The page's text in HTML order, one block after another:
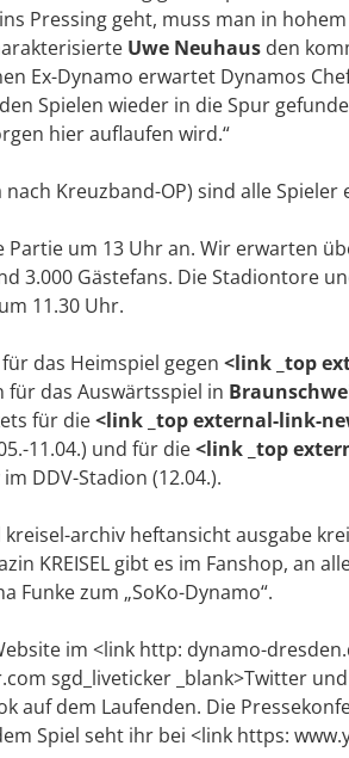
Pressing geht, muss man in
Uwe Neuhaus den
Ex-Dynamo erwartet Dynamos
Spielen wieder in die Spur
hier auflaufen wird.“
Kreuzband-OP) sind alle Spieler
um 13 Uhr an. Wir erwarten
3.000 Gästefans. Die Stadiontore
11.30 Uhr.
das Heimspiel gegen <link _top
für das Auswärtsspiel in
für die<link _top external-link-
11.04.) und für die<link _top
im DDV-Stadion (12.04.).
archiv heftansicht ausgabe
KREISEL gibt es im Fanshop, an
Funke zum „SoKo-Dynamo“.
im <link http: dynamo-
sgd_liveticker _blank>Twitter
auf dem Laufenden. Die
Spiel seht ihr bei <link https: